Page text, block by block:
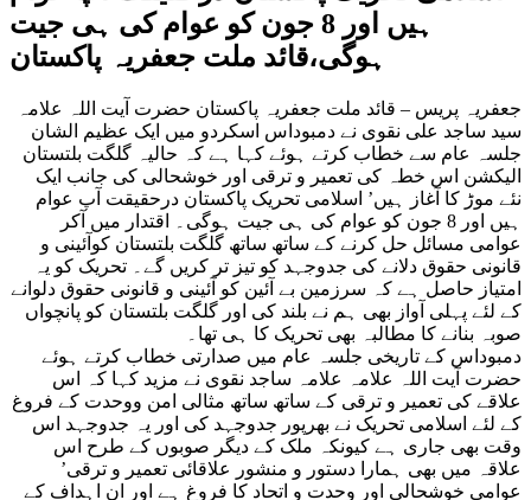
ہیں اور 8 جون کو عوام کی ہی جیت
ہوگی،قائد ملت جعفریہ پاکستان
جعفریہ پریس – قائد ملت جعفریہ پاکستان حضرت آیت اللہ علامہ
سید ساجد علی نقوی نے دمبوداس اسکردو میں ایک عظیم الشان
جلسہ عام سے خطاب کرتے ہوئے کہا ہے کہ حالیہ گلگت بلتستان
الیکشن اس خطہ کی تعمیر و ترقی اور خوشحالی کی جانب ایک
نئے موڑ کا آغاز ہیں’ اسلامی تحریک پاکستان درحقیقت آپ عوام
ہیں اور 8 جون کو عوام کی ہی جیت ہوگی۔ اقتدار میں آکر
عوامی مسائل حل کرنے کے ساتھ ساتھ گلگت بلتستان کوآئینی و
قانونی حقوق دلانے کی جدوجہد کو تیز تر کریں گے۔ تحریک کو یہ
امتیاز حاصل ہے کہ سرزمین بے آئین کو آئینی و قانونی حقوق دلوانے
کے لئے پہلی آواز بھی ہم نے بلند کی اور گلگت بلتستان کو پانچواں
صوبہ بنانے کا مطالبہ بھی تحریک کا ہی تھا۔
دمبوداس کے تاریخی جلسہ عام میں صدارتی خطاب کرتے ہوئے
حضرت آیت اللہ علامہ علامہ ساجد نقوی نے مزید کہا کہ اس
علاقے کی تعمیر و ترقی کے ساتھ ساتھ مثالی امن ووحدت کے فروغ
کے لئے اسلامی تحریک نے بھرپور جدوجہد کی اور یہ جدوجہد اس
وقت بھی جاری ہے کیونکہ ملک کے دیگر صوبوں کے طرح اس
علاقہ میں بھی ہمارا دستور و منشور علاقائی تعمیر و ترقی’
عوامی خوشحالی اور وحدت و اتحاد کا فروغ ہے اور ان اہداف کے